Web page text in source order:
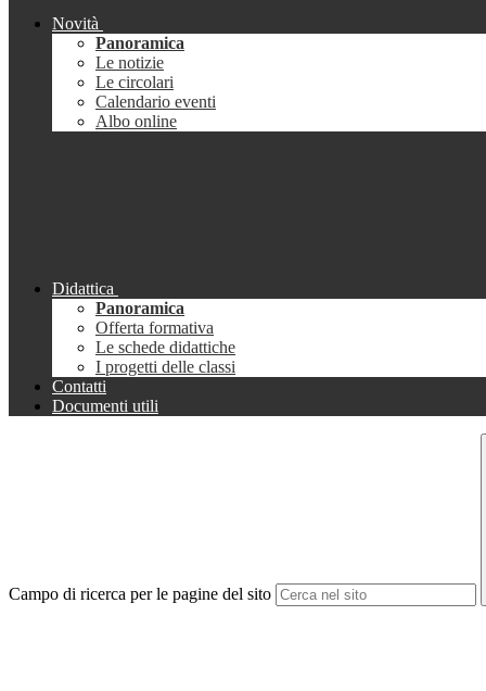
Novità
Panoramica
Le notizie
Le circolari
Calendario eventi
Albo online
Didattica
Panoramica
Offerta formativa
Le schede didattiche
I progetti delle classi
Contatti
Documenti utili
Campo di ricerca per le pagine del sito